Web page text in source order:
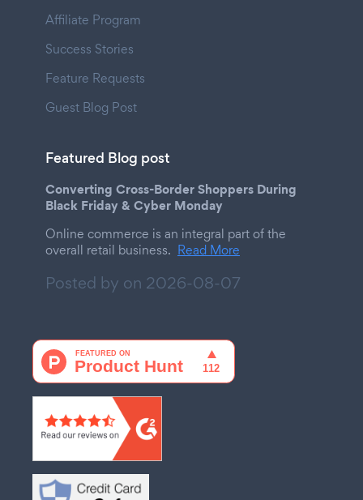
Affiliate Program
Success Stories
Feature Requests
Guest Blog Post
Featured Blog post
Converting Cross-Border Shoppers During
Black Friday & Cyber Monday
Online commerce is an integral part of the
overall retail business. Read More
Posted by on 2026-08-07